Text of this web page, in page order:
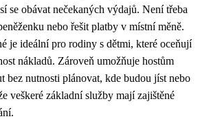
se obávat nečekaných výdajů. Není třeba
nebo řešit platby v místní měně.
je ideální pro rodiny s dětmi, které oceňují
nákladů. Zároveň umožňuje hostům
bez nutnosti plánovat, kde budou jíst nebo
veškeré základní služby mají zajištěné